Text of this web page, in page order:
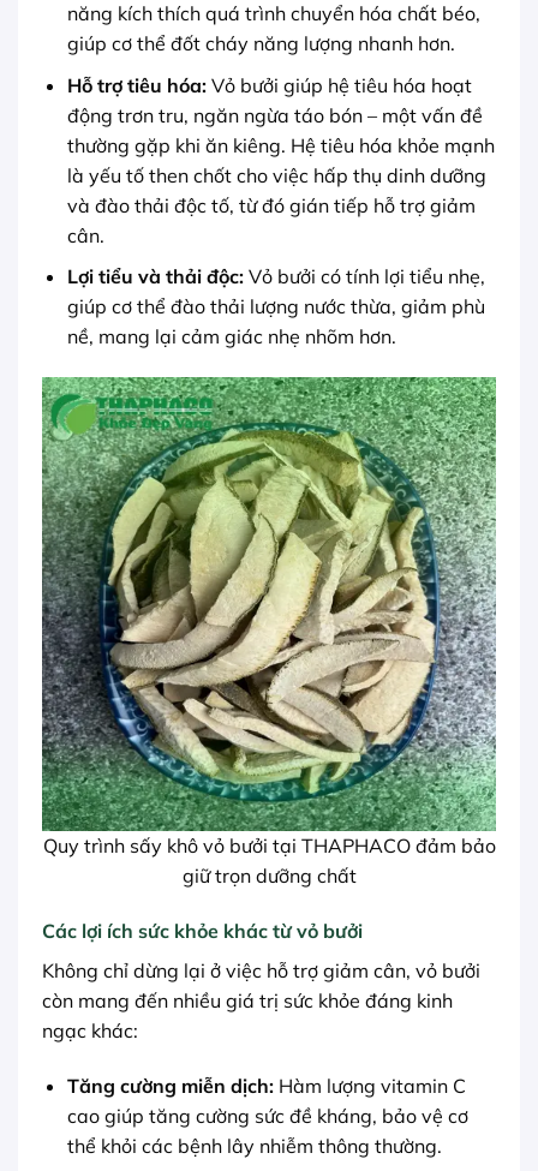
năng kích thích quá trình chuyển hóa chất béo,
giúp cơ thể đốt cháy năng lượng nhanh hơn.
Hỗ trợ tiêu hóa:Vỏ bưởi giúp hệ tiêu hóa hoạt
động trơn tru, ngăn ngừa táo bón – một vấn đề
thường gặp khi ăn kiêng. Hệ tiêu hóa khỏe mạnh
là yếu tố then chốt cho việc hấp thụ dinh dưỡng
và đào thải độc tố, từ đó gián tiếp hỗ trợ giảm
cân.
Lợi tiểu và thải độc:Vỏ bưởi có tính lợi tiểu nhẹ,
giúp cơ thể đào thải lượng nước thừa, giảm phù
nề, mang lại cảm giác nhẹ nhõm hơn.
Quy trình sấy khô vỏ bưởi tại THAPHACO đảm bảo
giữ trọn dưỡng chất
Các lợi ích sức khỏe khác từ vỏ bưởi
Không chỉ dừng lại ở việc hỗ trợ giảm cân, vỏ bưởi
còn mang đến nhiều giá trị sức khỏe đáng kinh
ngạc khác:
Tăng cường miễn dịch:Hàm lượng vitamin C
cao giúp tăng cường sức đề kháng, bảo vệ cơ
thể khỏi các bệnh lây nhiễm thông thường.